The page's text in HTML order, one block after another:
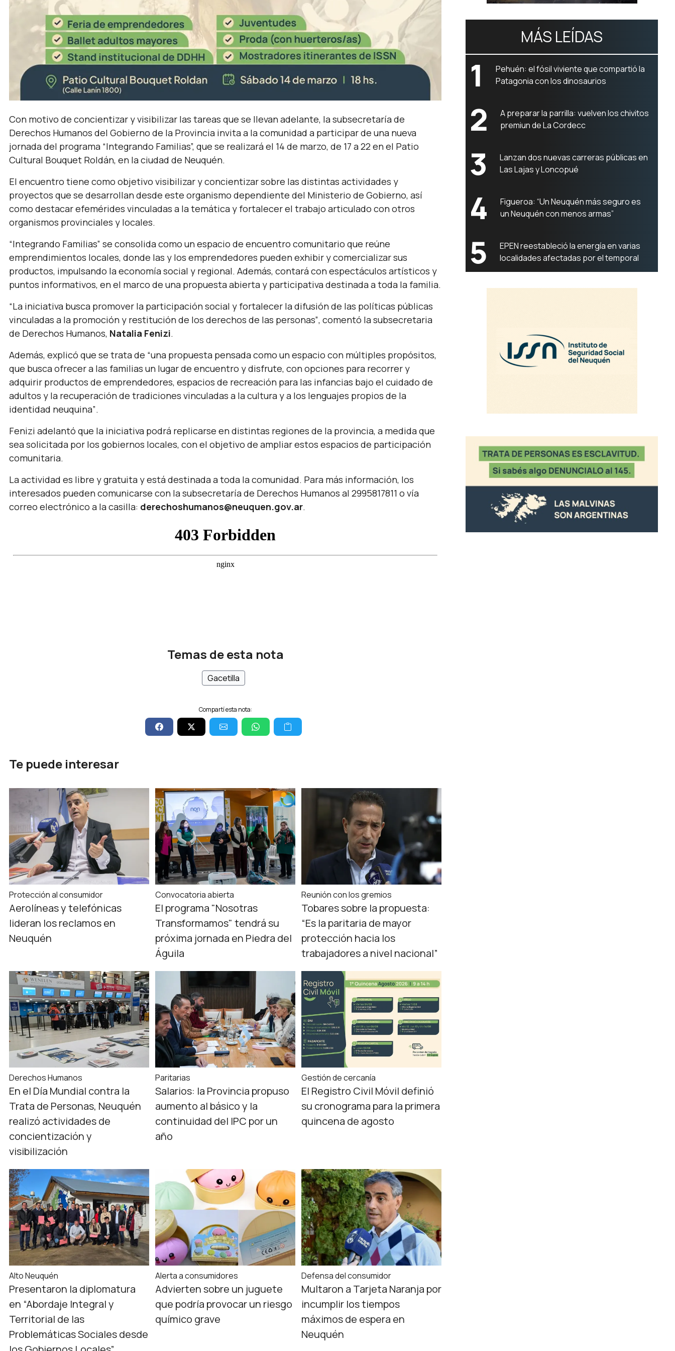
Con motivo de concientizar y visibilizar las tareas que se llevan adelante, la subsecretaría de
Derechos Humanos del Gobierno de la Provincia invita a la comunidad a participar de una nueva
jornada del programa “Integrando Familias”, que se realizará el 14 de marzo, de 17 a 22 en el Patio
Cultural Bouquet Roldán, en la ciudad de Neuquén.
El encuentro tiene como objetivo visibilizar y concientizar sobre las distintas actividades y
proyectos que se desarrollan desde este organismo dependiente del Ministerio de Gobierno, así
como destacar efemérides vinculadas a la temática y fortalecer el trabajo articulado con otros
organismos provinciales y locales.
“Integrando Familias” se consolida como un espacio de encuentro comunitario que reúne
emprendimientos locales, donde las y los emprendedores pueden exhibir y comercializar sus
productos, impulsando la economía social y regional. Además, contará con espectáculos artísticos y
puntos informativos, en el marco de una propuesta abierta y participativa destinada a toda la familia.
“La iniciativa busca promover la participación social y fortalecer la difusión de las políticas públicas
vinculadas a la promoción y restitución de los derechos de las personas”, comentó la subsecretaria
de Derechos Humanos, Natalia Fenizi.
Además, explicó que se trata de “una propuesta pensada como un espacio con múltiples propósitos,
que busca ofrecer a las familias un lugar de encuentro y disfrute, con opciones para recorrer y
adquirir productos de emprendedores, espacios de recreación para las infancias bajo el cuidado de
adultos y la recuperación de tradiciones vinculadas a la cultura y a los lenguajes propios de la
identidad neuquina”.
Fenizi adelantó que la iniciativa podrá replicarse en distintas regiones de la provincia, a medida que
sea solicitada por los gobiernos locales, con el objetivo de ampliar estos espacios de participación
comunitaria.
La actividad es libre y gratuita y está destinada a toda la comunidad. Para más información, los
interesados pueden comunicarse con la subsecretaría de Derechos Humanos al 2995817811 o vía
correo electrónico a la casilla: derechoshumanos@neuquen.gov.ar.
Temas de esta nota
Gacetilla
Compartí esta nota:
Te puede interesar
Protección al consumidor
Aerolíneas y telefónicas
lideran los reclamos en
Neuquén
Convocatoria abierta
El programa "Nosotras
Transformamos" tendrá su
próxima jornada en Piedra del
Águila
Reunión con los gremios
Tobares sobre la propuesta:
“Es la paritaria de mayor
protección hacia los
trabajadores a nivel nacional”
Derechos Humanos
En el Día Mundial contra la
Trata de Personas, Neuquén
realizó actividades de
concientización y
visibilización
Paritarias
Salarios: la Provincia propuso
aumento al básico y la
continuidad del IPC por un
año
Gestión de cercanía
El Registro Civil Móvil definió
su cronograma para la primera
quincena de agosto
Alto Neuquén
Presentaron la diplomatura
en “Abordaje Integral y
Territorial de las
Problemáticas Sociales desde
Alerta a consumidores
Advierten sobre un juguete
que podría provocar un riesgo
químico grave
Defensa del consumidor
Multaron a Tarjeta Naranja por
incumplir los tiempos
máximos de espera en
Neuquén
MÁS LEÍDAS
1
Pehuén: el fósil viviente que compartió la
Patagonia con los dinosaurios
2
A preparar la parrilla: vuelven los chivitos
premiun de La Cordecc
3
Lanzan dos nuevas carreras públicas en
Las Lajas y Loncopué
4
Figueroa: “Un Neuquén más seguro es
un Neuquén con menos armas”
5
EPEN reestableció la energía en varias
localidades afectadas por el temporal